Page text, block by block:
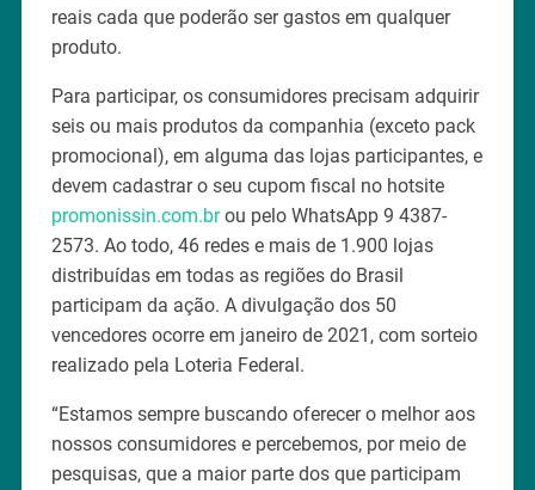
reais cada que poderão ser gastos em qualquer
produto.
Para participar, os consumidores precisam adquirir
seis ou mais produtos da companhia (exceto pack
promocional), em alguma das lojas participantes, e
devem cadastrar o seu cupom fiscal no hotsite
promonissin.com.brou pelo WhatsApp 9 4387-
2573. Ao todo, 46 redes e mais de 1.900 lojas
distribuídas em todas as regiões do Brasil
participam da ação. A divulgação dos 50
vencedores ocorre em janeiro de 2021, com sorteio
realizado pela Loteria Federal.
“Estamos sempre buscando oferecer o melhor aos
nossos consumidores e percebemos, por meio de
pesquisas, que a maior parte dos que participam